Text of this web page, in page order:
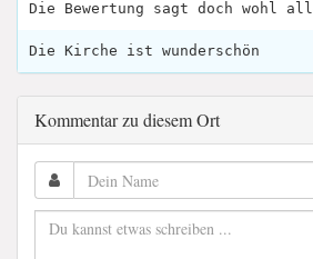
Die Bewertung sagt doch wohl
Die Kirche ist wunderschön
Kommentar zu diesem Ort